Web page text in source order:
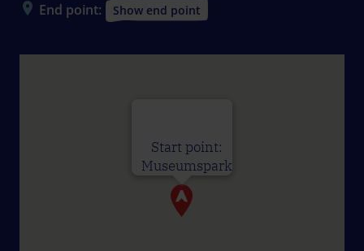
End point: Show end point
Start point:
Museumspark